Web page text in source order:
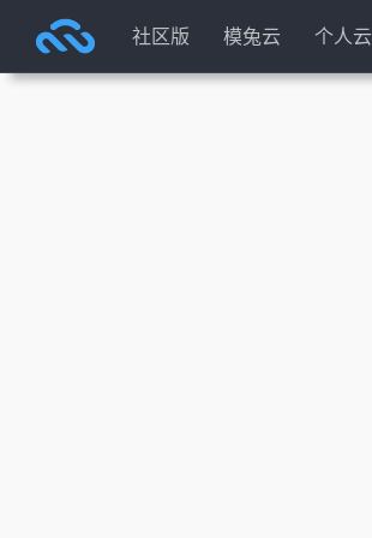
社区版 模兔云 个人云